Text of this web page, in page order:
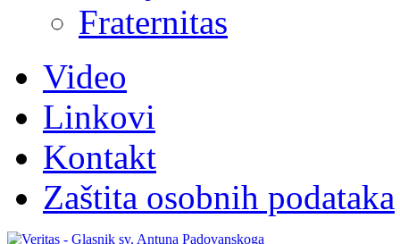
Fraternitas
Video
Linkovi
Kontakt
Zaštita osobnih podataka